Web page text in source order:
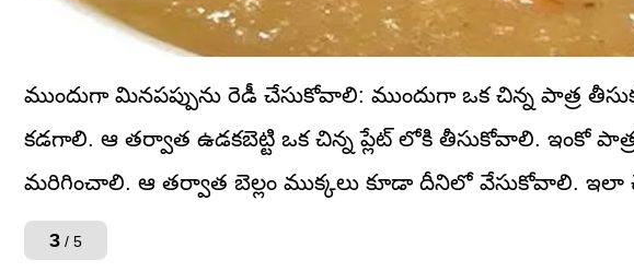
ముందుగా మినపప్పును రెడీ చేసుకోవాలి: ముందుగా ఒక చిన్న పాత్ర
కడగాలి. ఆ తర్వాత ఉడకబెట్టి ఒక చిన్న ప్లేట్ లోకి తీసుకోవాలి. ఇంకో
మరిగించాలి. ఆ తర్వాత బెల్లం ముక్కలు కూడా దీనిలో వేసుకోవాలి. ఇలా
3 / 5